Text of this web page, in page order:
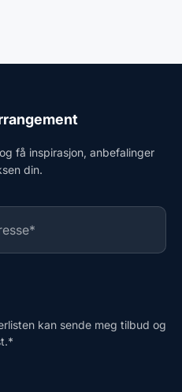
få inspirasjon, anbefalinger
din.
kan sende meg tilbud og
*